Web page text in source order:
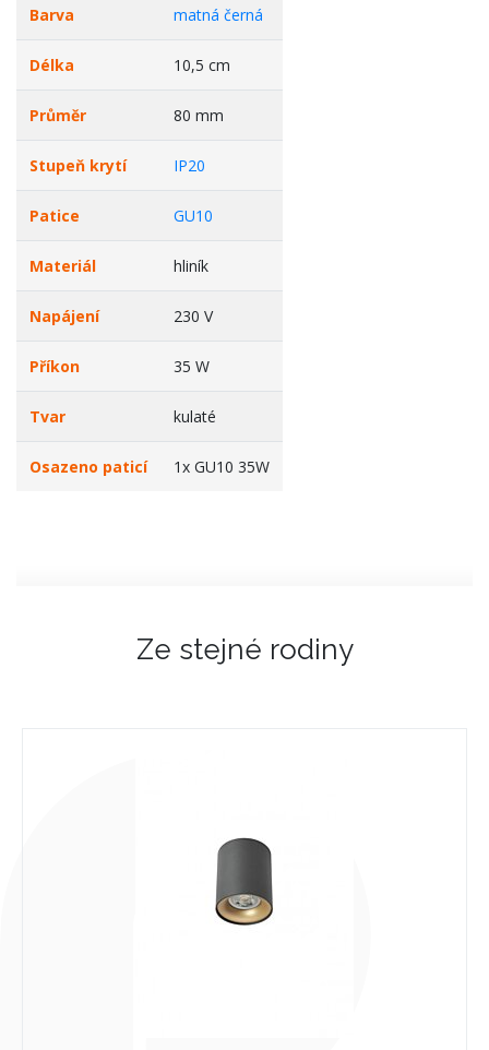
Barva matná černá
Délka 10,5 cm
Průměr 80 mm
Stupeň krytí IP20
Patice GU10
Materiál hliník
Napájení 230 V
Příkon 35 W
Tvar kulaté
Osazeno paticí 1x GU10 35W
Ze stejné rodiny